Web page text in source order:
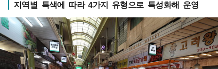
지역별 특색에 따라 4가지 유형으로 특성화해 운영